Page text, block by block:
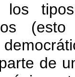
los
de